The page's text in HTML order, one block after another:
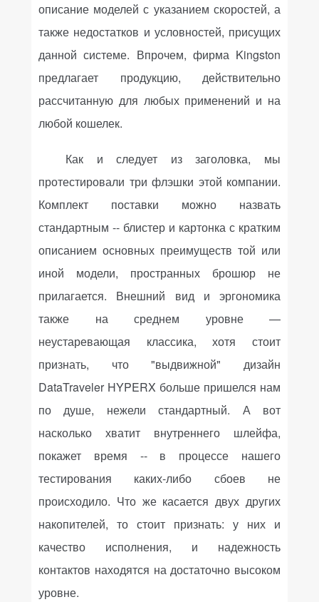
описание моделей с указанием скоростей, а
также недостатков и условностей, присущих
данной системе. Впрочем, фирма Kingston
предлагает продукцию, действительно
рассчитанную для любых применений и на
любой кошелек.
Как и следует из заголовка, мы
протестировали три флэшки этой компании.
Комплект поставки можно назвать
стандартным -- блистер и картонка с кратким
описанием основных преимуществ той или
иной модели, пространных брошюр не
прилагается. Внешний вид и эргономика
также на среднем уровне —
неустаревающая классика, хотя стоит
признать, что "выдвижной" дизайн
DataTraveler HYPERX больше пришелся нам
по душе, нежели стандартный. А вот
насколько хватит внутреннего шлейфа,
покажет время -- в процессе нашего
тестирования каких-либо сбоев не
происходило. Что же касается двух других
накопителей, то стоит признать: у них и
качество исполнения, и надежность
контактов находятся на достаточно высоком
уровне.